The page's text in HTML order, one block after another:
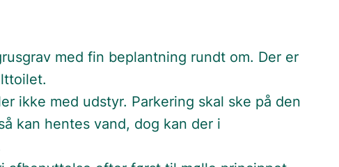
med fin beplantning rundt om. Der er
ikke med udstyr. Parkering skal ske på den
kan hentes vand, dog kan der i